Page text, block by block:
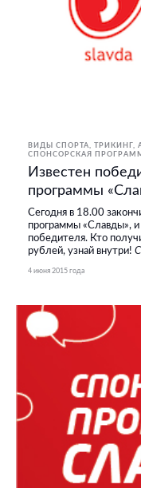
ВИДЫ СПОРТА
ТРИКИНГ,
СПОНСОРСКАЯ
Известен
программы
Сегодня в 18.00
программы «Славды»,
победителя. Кто
рублей, узнай внутри!
4 июня 2015 года